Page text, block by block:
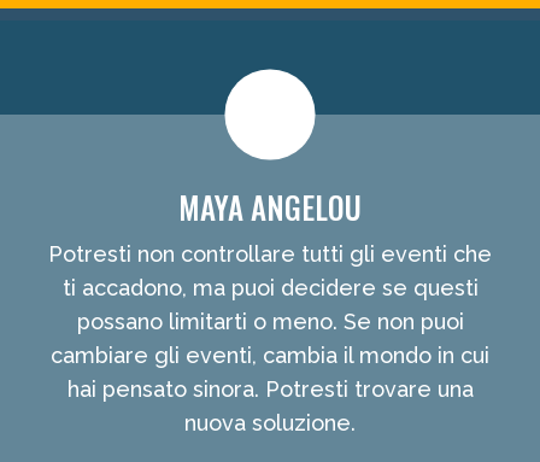
MAYA ANGELOU
Potresti non controllare tutti gli eventi che
ti accadono, ma puoi decidere se questi
possano limitarti o meno. Se non puoi
cambiare gli eventi, cambia il mondo in cui
hai pensato sinora. Potresti trovare una
nuova soluzione.